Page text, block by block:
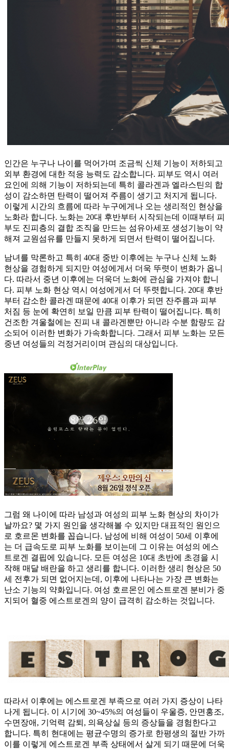
인간은 누구나 나이를 먹어가며 조금씩 신체 기능이 저하되고
외부 환경에 대한 적응 능력도 감소합니다. 피부도 역시 여러
요인에 의해 기능이 저하되는데 특히 콜라겐과 엘라스틴의 합
성이 감소하면 탄력이 떨어져 주름이 생기고 처지게 됩니다.
이렇게 시간의 흐름에 따라 누구에게나 오는 생리적인 현상을
노화라 합니다. 노화는 20대 후반부터 시작되는데 이때부터 피
부도 진피층의 결합 조직을 만드는 섬유아세포 생성기능이 약
해져 교원섬유를 만들지 못하게 되면서 탄력이 떨어집니다.
남녀를 막론하고 특히 40대 중반 이후에는 누구나 신체 노화
현상을 경험하게 되지만 여성에게서 더욱 뚜렷이 변화가 옵니
다. 따라서 중년 이후에는 더욱더 노화에 관심을 가져야 합니
다. 피부 노화 현상 역시 여성에게서 더 뚜렷합니다. 20대 후반
부터 감소한 콜라겐 때문에 40대 이후가 되면 잔주름과 피부
처짐 등 눈에 확연히 보일 만큼 피부 탄력이 떨어집니다. 특히
건조한 겨울철에는 진피 내 콜라겐뿐만 아니라 수분 함량도 감
소되어 이러한 변화가 가속화합니다. 그래서 피부 노화는 모든
중년 여성들의 걱정거리이며 관심의 대상입니다.
그럼 왜 나이에 따라 남성과 여성의 피부 노화 현상의 차이가
날까요? 몇 가지 원인을 생각해볼 수 있지만 대표적인 원인으
로 호르몬 변화를 꼽습니다. 남성에 비해 여성이 50세 이후에
는 더 급속도로 피부 노화를 보이는데 그 이유는 여성의 에스
트로겐 결핍에 있습니다. 모든 여성은 10대 초반에 초경을 시
작해 매달 배란을 하고 생리를 합니다. 이러한 생리 현상은 50
세 전후가 되면 없어지는데, 이후에 나타나는 가장 큰 변화는
난소 기능의 약화입니다. 여성 호르몬인 에스트로겐 분비가 중
지되어 혈중 에스트로겐의 양이 급격히 감소하는 것입니다.
따라서 이후에는 에스트로겐 부족으로 여러 가지 증상이 나타
나게 됩니다. 이 시기에 30~45%의 여성들이 우울증, 안면홍조,
수면장애, 기억력 감퇴, 의욕상실 등의 증상들을 경험한다고
합니다. 특히 현대에는 평균수명의 증가로 한평생의 절반 가까
이를 이렇게 에스트로겐 부족 상태에서 살게 되기 때문에 더욱